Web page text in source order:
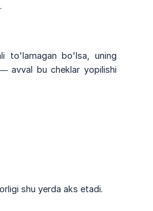
to'lamagan bo'lsa, uning
avval bu cheklar yopilishi
shu yerda aks etadi.